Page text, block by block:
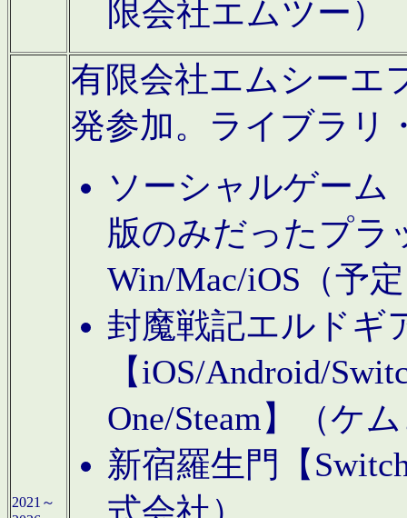
限会社エムツー）
2021～
有限会社エムシーエ
発参加。ライブラリ
ソーシャルゲーム
版のみだったプラ
Win/Mac/iOS（予
封魔戦記エルドギ
【iOS/Android/
One/Steam】（ケ
新宿羅生門【